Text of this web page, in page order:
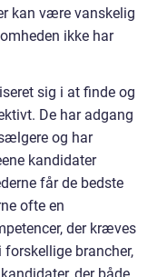
kan være vanskelig
ikke har
sig i at finde og
De har adgang
og har
kandidater
får de bedste
ofte en
der kræves
brancher,